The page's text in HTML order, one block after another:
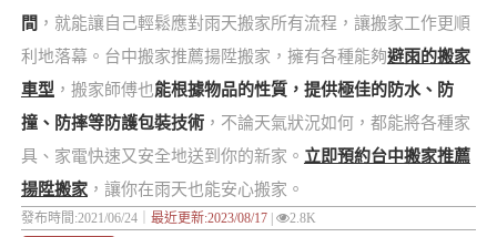
間 ，就能讓自己輕鬆應對雨天搬家所有流程，讓搬家工作更順
利地落幕。台中搬家推薦揚陞搬家，擁有各種能夠避雨的搬家
車型 ，搬家師傅也能根據物品的性質，提供極佳的防水、防
撞、防摔等防護包裝技術，不論天氣狀況如何，都能將各種家
具、家電快速又安全地送到你的新家。 立即預約台中搬家推薦
揚陞搬家，讓你在雨天也能安心搬家。
發布時間:2021/06/24｜ 最近更新:2023/08/17|
2.8K